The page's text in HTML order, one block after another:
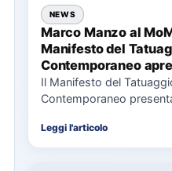
NEWS
Marco Manzo al
Manifesto del
Contemporaneo
per il collezionismo
Il Manifesto del
Contemporaneo
Leggi l'articolo